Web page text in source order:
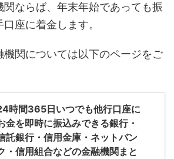
関ならば、年末年始であっても振
座に着金します。
機関については以下のページをご
時間365日いつでも他行口座に
金を即時に振込みできる銀行・
託銀行・信用金庫・ネットバン
・信用組合などの金融機関まと